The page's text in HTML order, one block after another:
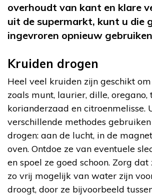
overhoudt van kant en klare
uit de supermarkt, kunt u die
ingevroren opnieuw
Kruiden drogen
Heel veel kruiden zijn geschikt
zoals munt, laurier, dille, oregano,
korianderzaad en citroenmelisse.
verschillende methodes
drogen: aan de lucht, in de
oven. Ontdoe ze van eventuele
en spoel ze goed schoon. Zorg
zo vrij mogelijk van water zijn
droogt, door ze bijvoorbeeld